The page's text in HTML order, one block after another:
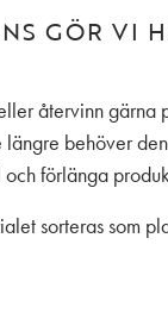
GÖR VI
återvinn gärna
behöver
förlänga
sorteras som